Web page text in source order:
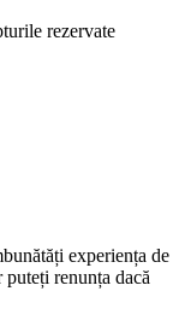
rezervate
experiența de
renunța dacă